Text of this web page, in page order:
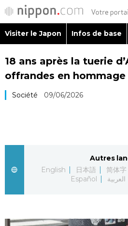
Visiter le Japon
Dossiers
Politique
Visiter le Japon Infos de base
18 ans après la tuerie
offrandes en
Société 09/06/2026
Autres
English
日本語 简体字
Español
العربية